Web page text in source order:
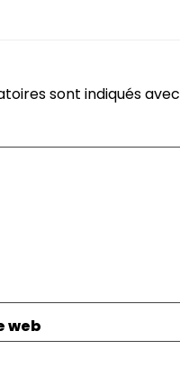
sont indiqués avec
web